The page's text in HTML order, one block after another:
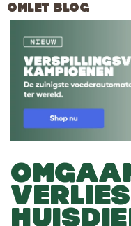
OMLET BLOG